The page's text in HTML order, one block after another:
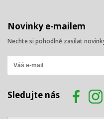
Novinky e-mailem
Nechte si pohodlně zasílat
Sledujte nás